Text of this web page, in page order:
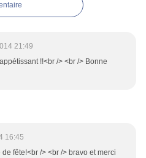
21:49
!!<br /> <br /> Bonne
16:45
fête!<br /> <br /> bravo et merci